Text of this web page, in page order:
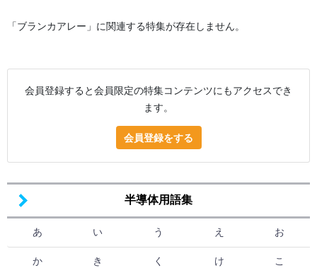
半導体用語集
あ い う え お
か き く け こ
「ブランカアレー」に関連する特集が存在しません。
会員登録すると会員限定の特集コンテンツにもアクセスでき
ます。
会員登録をする